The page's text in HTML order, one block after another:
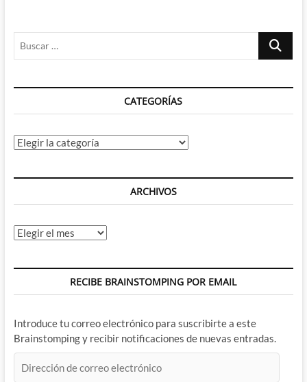
ganas
Buscar
CATEGORÍAS
Categorías
ARCHIVOS
Archivos
RECIBE BRAINSTOMPING POR EMAIL
Introduce tu correo electrónico para suscribirte a este
Brainstomping y recibir notificaciones de nuevas entradas.
de